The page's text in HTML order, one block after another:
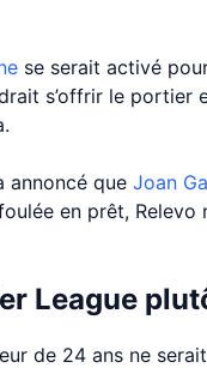
se serait activé
s’offrir le portier
annoncé que Joan
en prêt,
League
de 24 ans ne